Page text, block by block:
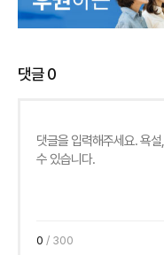
댓글0
0 / 300